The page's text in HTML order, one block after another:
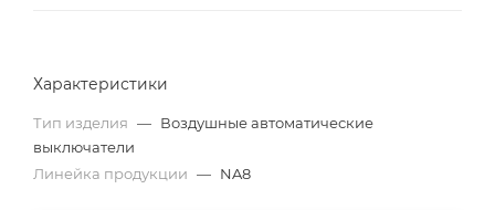
Характеристики
Тип изделия — Воздушные автоматические
выключатели
Линейка продукции — NA8